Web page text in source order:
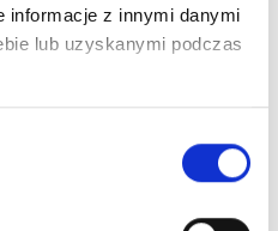
informacje z innymi danymi
lub uzyskanymi podczas
najkorzystniejszą
ofertę Leasingu